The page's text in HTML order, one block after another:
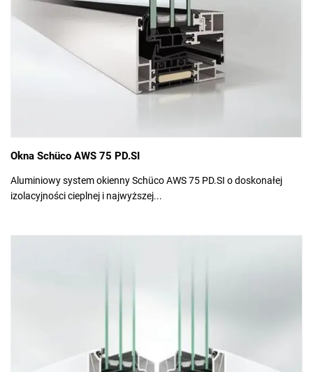
Okna Schüco AWS 75 PD.SI
Aluminiowy system okienny Schüco AWS 75 PD.SI o doskonałej
izolacyjności cieplnej i najwyższej...